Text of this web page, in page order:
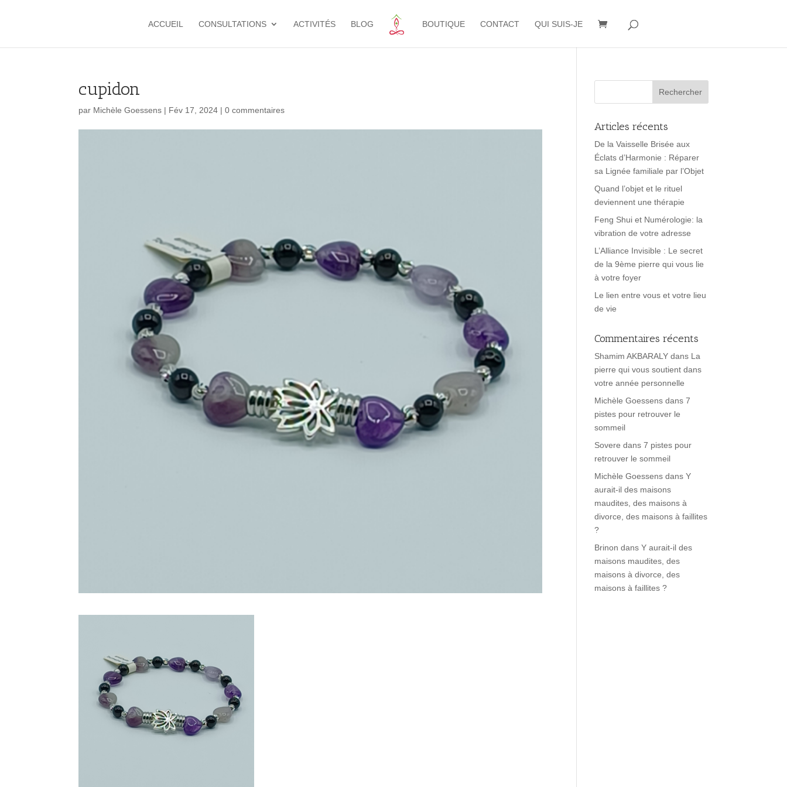
ACCUEIL CONSULTATIONS ACTIVITÉS BLOG BOUTIQUE CONTACT QUI SUIS-JE
cupidon
par Michèle Goessens | Fév 17, 2024 |0 commentaires
Articles récents
De la Vaisselle Brisée aux
Éclats d’Harmonie : Réparer
sa Lignée familiale par l’Objet
Quand l’objet et le rituel
deviennent une thérapie
Feng Shui et Numérologie: la
vibration de votre adresse
L’Alliance Invisible : Le secret
de la 9ème pierre qui vous lie
à votre foyer
Le lien entre vous et votre lieu
de vie
Commentaires récents
Shamim AKBARALY dans La
pierre qui vous soutient dans
votre année personnelle
Michèle Goessens dans7
pistes pour retrouver le
sommeil
Sovere dans7 pistes pour
retrouver le sommeil
Michèle Goessens dansY
aurait-il des maisons
maudites, des maisons à
divorce, des maisons à faillites
?
Brinon dansY aurait-il des
maisons maudites, des
maisons à divorce, des
maisons à faillites ?